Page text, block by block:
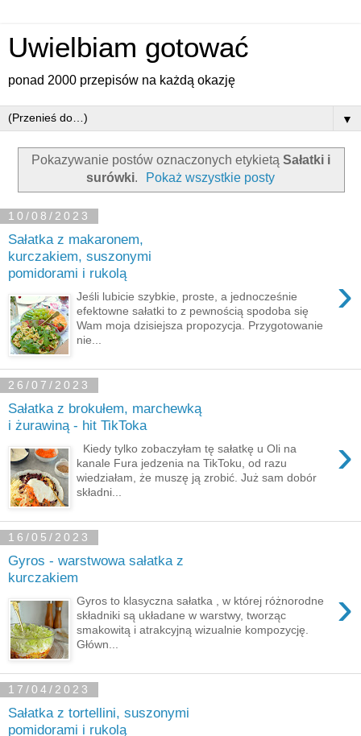
Uwielbiam gotować
ponad 2000 przepisów na każdą okazję
▼
Pokazywanie postów oznaczonych etykietą Sałatki i
surówki. Pokaż wszystkie posty
10/08/2023
Sałatka z makaronem,
kurczakiem, suszonymi
pomidorami i rukolą
›
Jeśli lubicie szybkie, proste, a jednocześnie
efektowne sałatki to z pewnością spodoba się
Wam moja dzisiejsza propozycja. Przygotowanie
nie...
26/07/2023
Sałatka z brokułem, marchewką
i żurawiną - hit TikToka
›
Kiedy tylko zobaczyłam tę sałatkę u Oli na
kanale Fura jedzenia na TikToku, od razu
wiedziałam, że muszę ją zrobić. Już sam dobór
składni...
16/05/2023
Gyros - warstwowa sałatka z
kurczakiem
›
Gyros to klasyczna sałatka , w której różnorodne
składniki są układane w warstwy, tworząc
smakowitą i atrakcyjną wizualnie kompozycję.
Główn...
17/04/2023
Sałatka z tortellini, suszonymi
pomidorami i rukolą